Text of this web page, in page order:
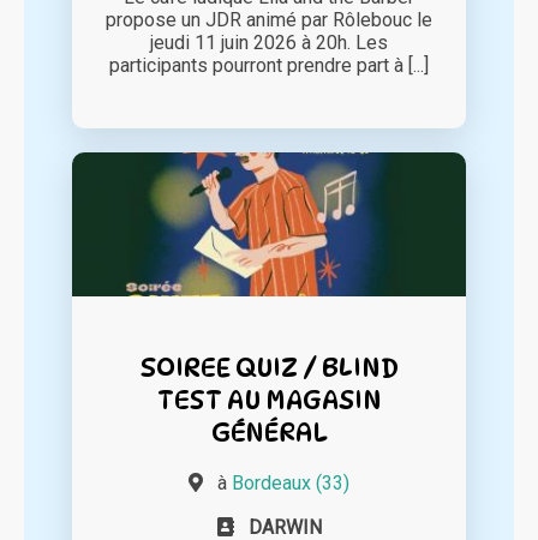
propose un JDR animé par Rôlebouc le
jeudi 11 juin 2026 à 20h. Les
participants pourront prendre part à [...]
SOIREE QUIZ / BLIND
TEST AU MAGASIN
GÉNÉRAL
à Bordeaux (33)
DARWIN